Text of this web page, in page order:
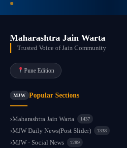
Maharashtra Jain Warta
Trusted Voice of Jain Community
Pune Edition
MJW Popular Sections
Maharashtra Jain Warta 1437
MJW Daily News(Post Slider) 1338
MJW - Social News 1289